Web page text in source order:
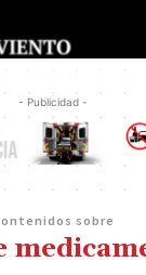
- Publicidad -
sobre